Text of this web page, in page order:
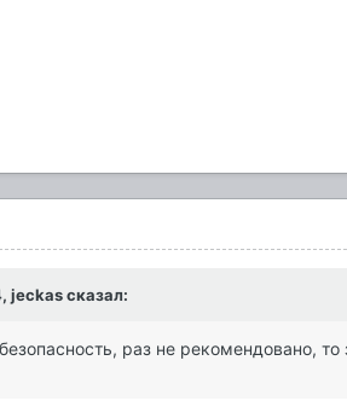
jeckas сказал:
раз не рекомендовано,